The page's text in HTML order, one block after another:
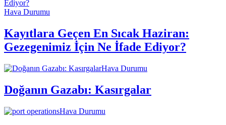
Hava Durumu
Kayıtlara Geçen En Sıcak Haziran:
Gezegenimiz İçin Ne İfade Ediyor?
Hava Durumu
Doğanın Gazabı: Kasırgalar
Hava Durumu